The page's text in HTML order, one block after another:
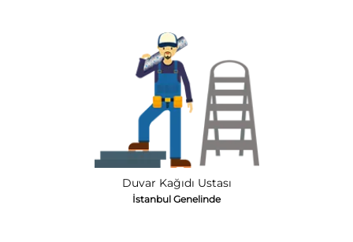
Duvar Kağıdı Ustası
İstanbul Genelinde